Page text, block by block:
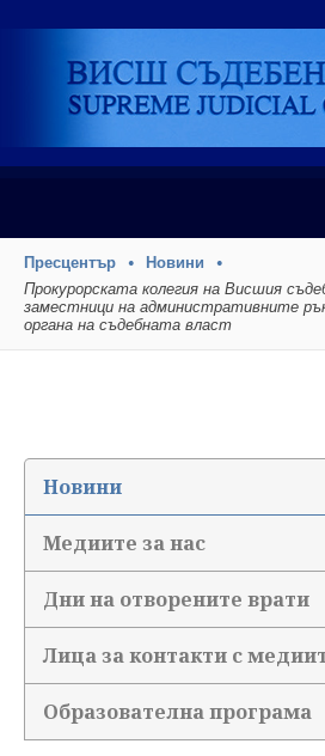
Пресцентър
Новини
Прокурорската колегия на Висшия
заместници на административните
органа на съдебната власт
Новини
Медиите за нас
Дни на отворените врати
Лица за контакти с
Образователна програма